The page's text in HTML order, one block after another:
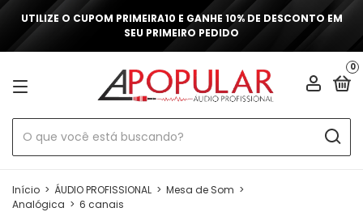
UTILIZE O CUPOM PRIMEIRA10 E GANHE 10% DE DESCONTO EM
SEU PRIMEIRO PEDIDO
0
Início > ÁUDIO PROFISSIONAL > Mesa de Som >
Analógica > 6 canais